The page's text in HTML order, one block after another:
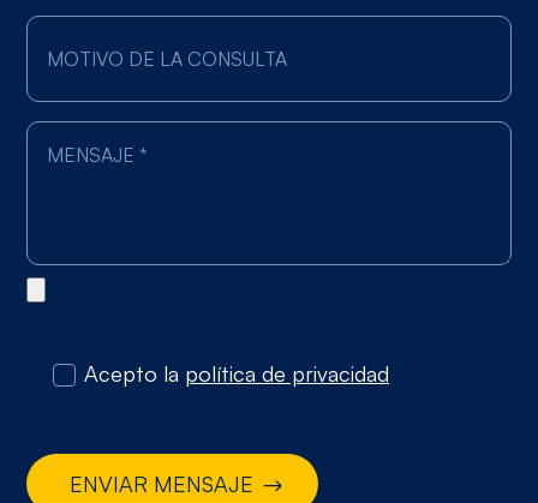
Acepto la política de privacidad
ENVIAR MENSAJE